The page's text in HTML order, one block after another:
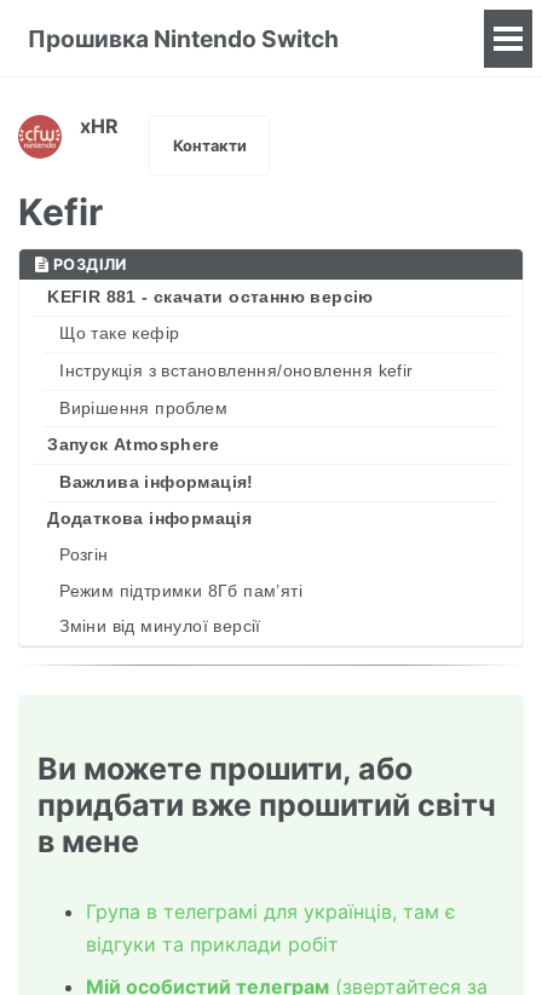
Прошивка Nintendo Switch
xHR
Контакти
Kefir
РОЗДІЛИ
KEFIR 881 - скачати останню версію
Що таке кефір
Інструкція з встановлення/оновлення kefir
Вирішення проблем
Запуск Atmosphere
Важлива інформація!
Додаткова інформація
Розгін
Режим підтримки 8Гб пам’яті
Зміни від минулої версії
Ви можете прошити, або
придбати вже прошитий світч
в мене
Група в телеграмі для українців, там є
відгуки та приклади робіт
Мій особистий телеграм (звертайтеся за